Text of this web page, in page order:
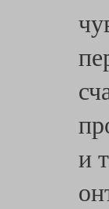
и